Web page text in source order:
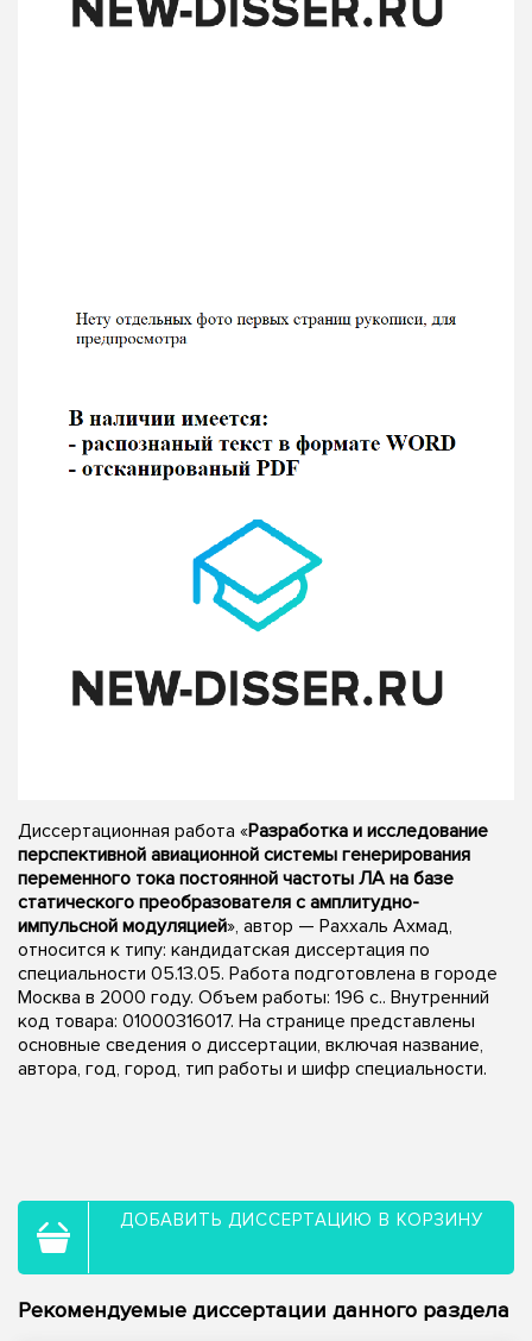
Диссертационная работа «Разработка и исследование
перспективной авиационной системы генерирования
переменного тока постоянной частоты ЛА на базе
статического преобразователя с амплитудно-
импульсной модуляцией», автор — Раххаль Ахмад,
относится к типу: кандидатская диссертация по
специальности 05.13.05. Работа подготовлена в городе
Москва в 2000 году. Объем работы: 196 с.. Внутренний
код товара: 01000316017. На странице представлены
основные сведения о диссертации, включая название,
автора, год, город, тип работы и шифр специальности.
ДОБАВИТЬ ДИССЕРТАЦИЮ В КОРЗИНУ
Рекомендуемые диссертации данного раздела